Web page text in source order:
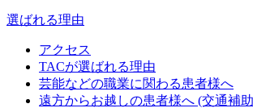
選ばれる理由
アクセス
TACが選ばれる理由
芸能などの職業に関わる患者様へ
遠方からお越しの患者様へ (交通補